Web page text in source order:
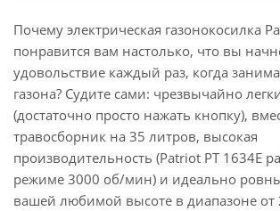
Почему электрическая газонокосилка
понравится вам настолько, что вы
удовольствие каждый раз, когда
газона? Судите сами: чрезвычайно
(достаточно просто нажать кнопку),
травосборник на 35 литров, высокая
производительность (Patriot PT 1634E
режиме 3000 об/мин) и идеально
вашей любимой высоте в диапазоне от